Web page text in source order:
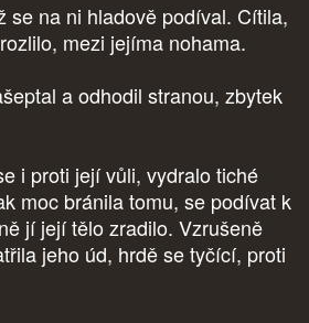
se na ni hladově podíval. Cítila,
mezi jejíma nohama.
a odhodil stranou, zbytek
i proti její vůli, vydralo tiché
moc bránila tomu, se podívat k
jí její tělo zradilo. Vzrušeně
jeho úd, hrdě se tyčící, proti